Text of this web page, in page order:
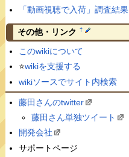
「動画視聴で入荷」調査結果
その他・リンク †
このwikiについて
⭐️wikiを支援する
wikiソースでサイト内検索
藤田さんのtwitter
藤田さん単独ツイート
開発会社
サポートページ